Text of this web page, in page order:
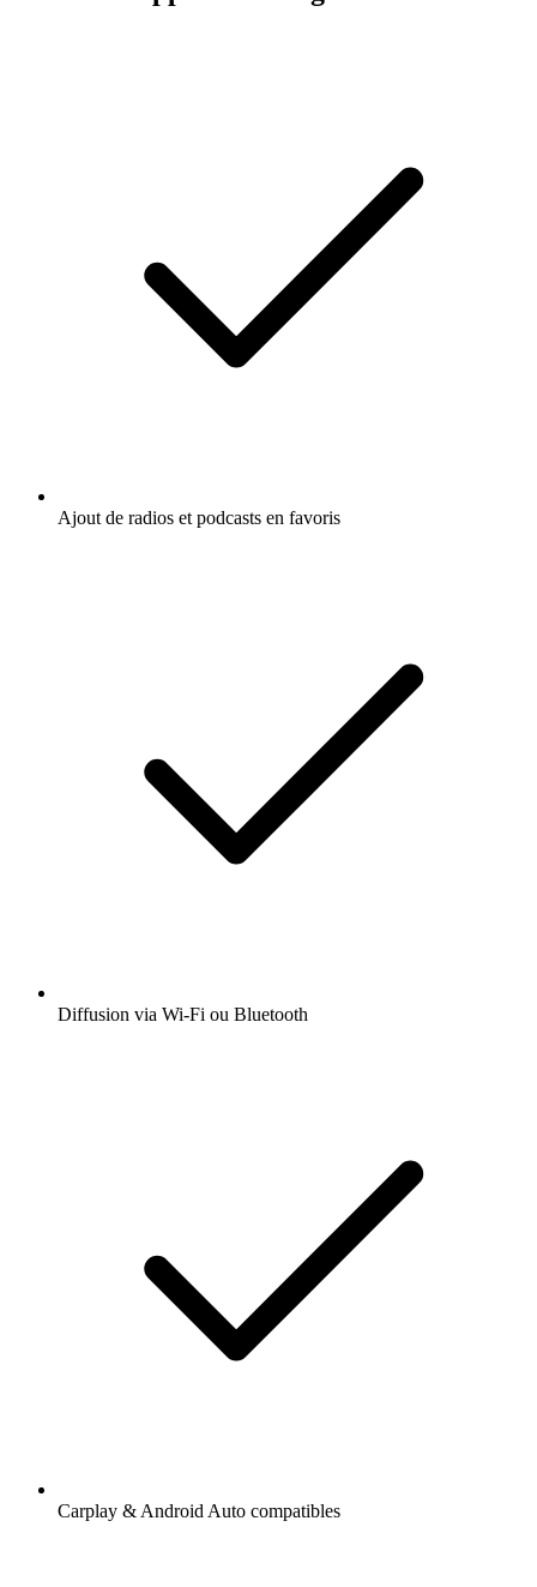
Ajout de radios et podcasts en favoris
Diffusion via Wi-Fi ou Bluetooth
Carplay & Android Auto compatibles